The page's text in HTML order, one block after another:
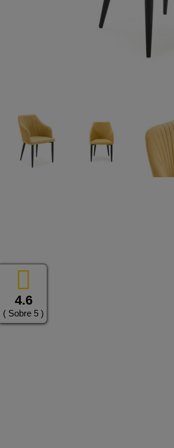
4.6
( Sobre 5 )